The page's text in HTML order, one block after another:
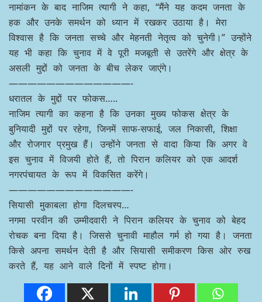
नामांकन के बाद नाजिम त्यागी ने कहा, “मैंने यह कदम जनता के
हक और उनके समर्थन को ध्यान में रखकर उठाया है। मेरा
विश्वास है कि जनता सच्चे और मेहनती नेतृत्व को चुनेगी।” उन्होंने
यह भी कहा कि चुनाव में वे पूरी मजबूती से उतरेंगे और क्षेत्र के
असली मुद्दों को जनता के बीच लेकर जाएंगे।
—————————————-
धरातल के मुद्दों पर फोकस…..
नाजिम त्यागी का कहना है कि उनका मुख्य फोकस क्षेत्र के
बुनियादी मुद्दों पर रहेगा, जिनमें साफ-सफाई, जल निकासी, शिक्षा
और रोजगार प्रमुख हैं। उन्होंने जनता से वादा किया कि अगर वे
इस चुनाव में विजयी होते हैं, तो पिरान कलियर को एक आदर्श
नगरपंचायत के रूप में विकसित करेंगे।
—————————————-
सियासी मुकाबला होगा दिलचस्प…
नगमा परवीन की उम्मीदवारी ने पिरान कलियर के चुनाव को बेहद
रोचक बना दिया है। जिससे चुनावी माहौल गर्म हो गया है। जनता
किसे अपना समर्थन देती है और सियासी समीकरण किस ओर रुख
करते हैं, यह आने वाले दिनों में स्पष्ट होगा।